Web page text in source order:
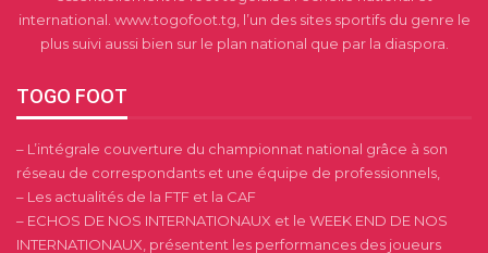
international. www.togofoot.tg, l’un des sites sportifs du genre le
plus suivi aussi bien sur le plan national que par la diaspora.
TOGO FOOT
– L’intégrale couverture du championnat national grâce à son
réseau de correspondants et une équipe de professionnels,
– Les actualités de la FTF et la CAF
– ECHOS DE NOS INTERNATIONAUX et le WEEK END DE NOS
INTERNATIONAUX, présentent les performances des joueurs